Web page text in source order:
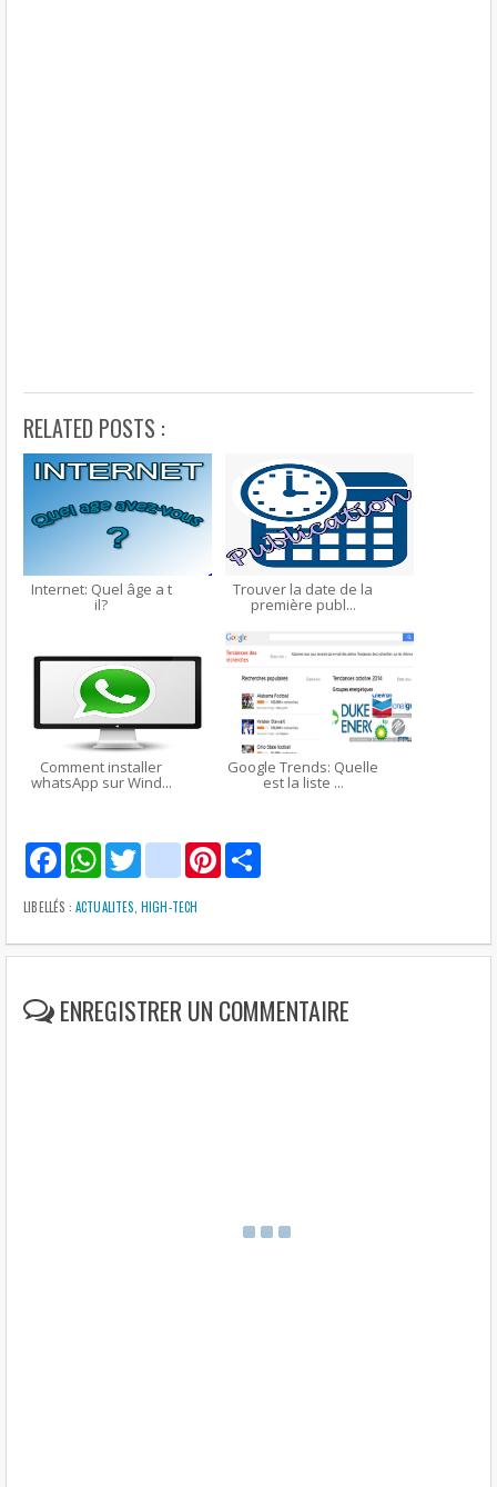
RELATED POSTS :
Internet: Quel âge a t
il?
Trouver la date de la
première publ...
Comment installer
whatsApp sur Wind...
Google Trends: Quelle
est la liste ...
F
a
c
e
o
o
W
h
a
t
A
p
T
t
e
r
g
m
a
i
P
i
n
r
e
LIBELLÉS : ACTUALITES, HIGH-TECH
ENREGISTRER UN COMMENTAIRE